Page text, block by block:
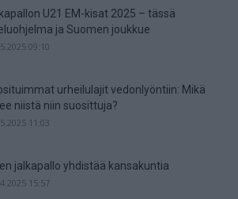
U21 EM-kisat 2025 – tässä
ja Suomen joukkue
09:10
urheilulajit vedonlyöntiin: Mikä
niistä niin suosittuja?
11:03
jalkapallo yhdistää kansakuntia
15:57